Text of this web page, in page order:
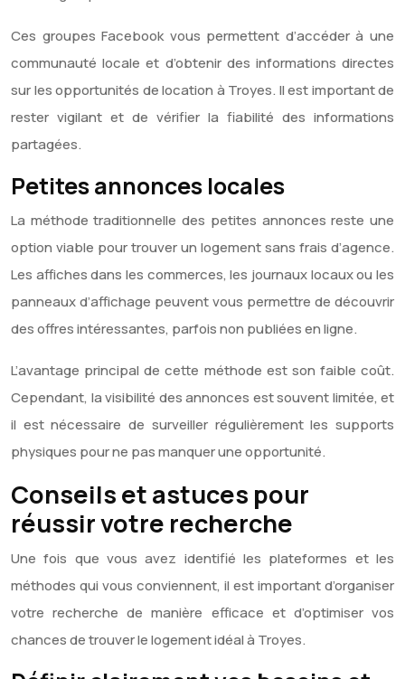
Ces groupes Facebook vous permettent d’accéder à une
communauté locale et d’obtenir des informations directes
sur les opportunités de location à Troyes. Il est important de
rester vigilant et de vérifier la fiabilité des informations
partagées.
Petites annonces locales
La méthode traditionnelle des petites annonces reste une
option viable pour trouver un logement sans frais d’agence.
Les affiches dans les commerces, les journaux locaux ou les
panneaux d’affichage peuvent vous permettre de découvrir
des offres intéressantes, parfois non publiées en ligne.
L’avantage principal de cette méthode est son faible coût.
Cependant, la visibilité des annonces est souvent limitée, et
il est nécessaire de surveiller régulièrement les supports
physiques pour ne pas manquer une opportunité.
Conseils et astuces pour
réussir votre recherche
Une fois que vous avez identifié les plateformes et les
méthodes qui vous conviennent, il est important d’organiser
votre recherche de manière efficace et d’optimiser vos
chances de trouver le logement idéal à Troyes.